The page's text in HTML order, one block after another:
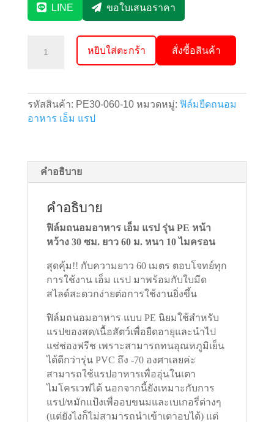
LINE ขอใบเสนอราคา
ยาว
สไลด์
หยิบใส่ตะกร้า สั่งซื้อสินค้า
รหัสสินค้า: PE30-060-10 หมวดหมู่: ฟิล์มยืดถนอม
อาหาร เอ็ม แรป
คำอธิบาย
คำอธิบาย
ฟิล์มถนอมอาหาร เอ็ม แรป รุ่น PE หน้า
หว้าง 30 ซม. ยาว 60 ม. หนา 10 ไมครอน
สุดคุ้ม!! กับความยาว 60 เมตร ตอบโจทย์ทุก
การใช้งาน เอ็ม แรป มาพร้อมกับใบมีด
สไลด์สะดวกง่ายต่อการใช้งานยิ่งขึ้น
ฟิล์มถนอมอาหาร แบบ PE นิยมใช้สำหรับ
แรปของสด/เนื้อสัตว์เพื่อยืดอายุและนำไป
แช่ช่องฟรีช เพราะสามารถทนอุณหภูมิเย็น
ได้ดีกว่ารุ่น PVC ถึง -70 องศาเลยค่ะ
สามารถใช้แรปอาหารเพื่ออุ่นในเตา
ไมโครเวฟได้ นอกจากนี้ยังเหมาะกับการ
แรป/หมักแป้งเพื่ออบขนมและเบเกอรี่ต่างๆ
(แต่ยังไงก็ไม่สามารถนำเข้าเตาอบได้) แต่